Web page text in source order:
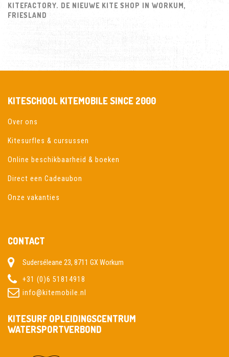
KITEFACTORY. DE NIEUWE KITE SHOP IN WORKUM,
FRIESLAND
KITESCHOOL KITEMOBILE SINCE 2000
Over ons
Kitesurfles & cursussen
Online beschikbaarheid & boeken
Direct een Cadeaubon
Onze vakanties
CONTACT
Suderséleane 23, 8711 GX Workum
+31 (0)6 51814918
info@kitemobile.nl
KITESURF OPLEIDINGSCENTRUM
WATERSPORTVERBOND